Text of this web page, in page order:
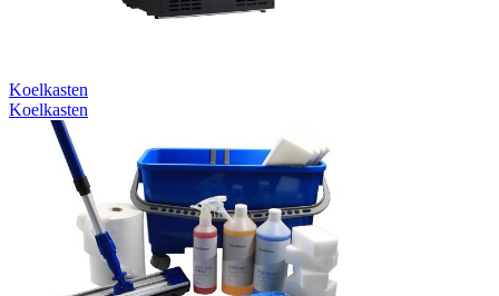
Koelkasten
Koelkasten